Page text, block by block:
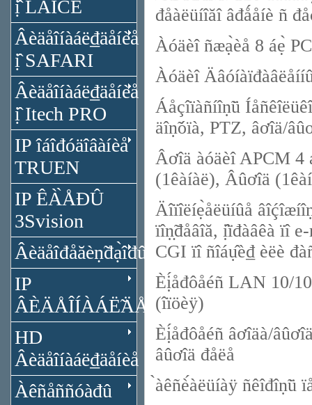
ị̂ LAICE
Âèäåîíàáë₫äåíèå
ị̂ SAFARI
Âèäåîíàáë₫äåíèå
ị̂ Itech PRO
IP îáîđóäîâàíèå
TRUEN
IP ÊÀ̀ÅĐÛ
3Svision
Âèäåîđåăèṇ̃đạ̀îđû
IP
ÂÈÄÅÎÍÀÁË̃ÄÅÍÈÅ
HD
Âèäåîíàáë₫äåíèå
Àêñåññóàđû
đåàëüíîăî âđǻåíè ñ
Àóäèî ñæạ̀èå 8 áẹ̀
Àóäèî
Áåçîïàñíîṇ̃ü
äîṇ̃óïà, PTZ, âơîä/
Âơîä àóäèî APCM 4
(1êàíàë), Âûơîä
Äîïîëíẹ̀åëüíûå
ïîṇ̣̃đåâîă, ị̂ïđàâêà ïî
CGI ïî ñîáụ̂è₫ èëè
Èị́åđôåéñ LAN 10/
(îïöèÿ)
Èị́åđôåéñ âơîäà/
âûơîä đåëå
̀àêñè́àëüíàÿ ñêîđîṇ̃ü